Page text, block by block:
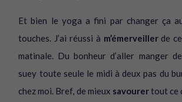
Et bien le yoga a fini par changer ça
touches. J’ai réussi à m’émerveillerde
matinale. Du bonheur d’aller manger
suey toute seule le midi à deux pas du
chez moi. Bref, de mieux savourertout ce